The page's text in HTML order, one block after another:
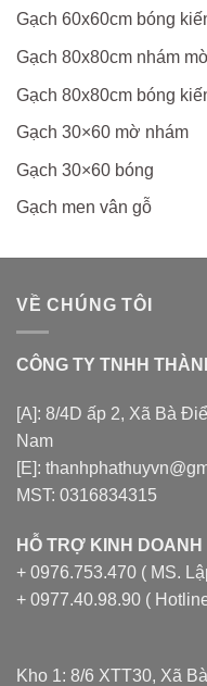
Gạch 60x60cm bóng
Gạch 80x80cm nhám
Gạch 80x80cm bóng
Gạch 30×60 mờ nhám
Gạch 30×60 bóng
Gạch men vân gỗ
VỀ CHÚNG TÔI
CÔNG TY TNHH
[A]: 8/4D ấp 2, Xã Bà
Nam
[E]:
MST: 0316834315
HỖ TRỢ KINH DOANH
+ 0976.753.470 ( MS.
+ 0977.40.98.90 (
Kho 1: 8/6 XTT30, Xã